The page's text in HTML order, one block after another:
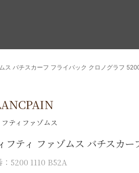
ス バチスカーフ フライバック クロノグラフ
フティファゾムス
フティ ファゾムス バチスカ
：5200 1110 B52A